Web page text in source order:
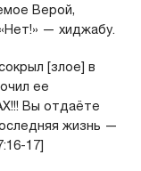
Верой,
— хиджабу.
[злое] в
ее
Вы отдаёте
жизнь —
17]